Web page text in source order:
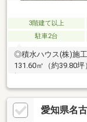
3階建て以上
駐車2台
◎積水ハウス(株)施
131.60㎡（約39.80
愛知県名